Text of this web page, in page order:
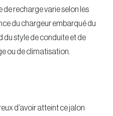
de recharge varie selon les
du chargeur embarqué du
du style de conduite et de
ou de climatisation.
d’avoir atteint ce jalon